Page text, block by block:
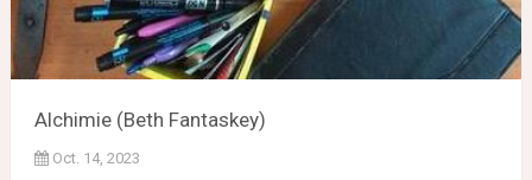
Alchimie (Beth Fantaskey)
Oct. 14, 2023